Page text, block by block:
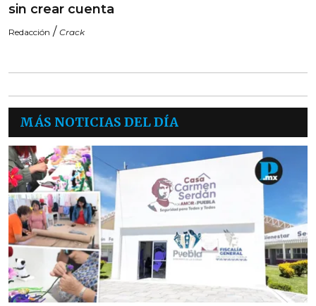
sin crear cuenta
Redacción / Crack
MÁS NOTICIAS DEL DÍA